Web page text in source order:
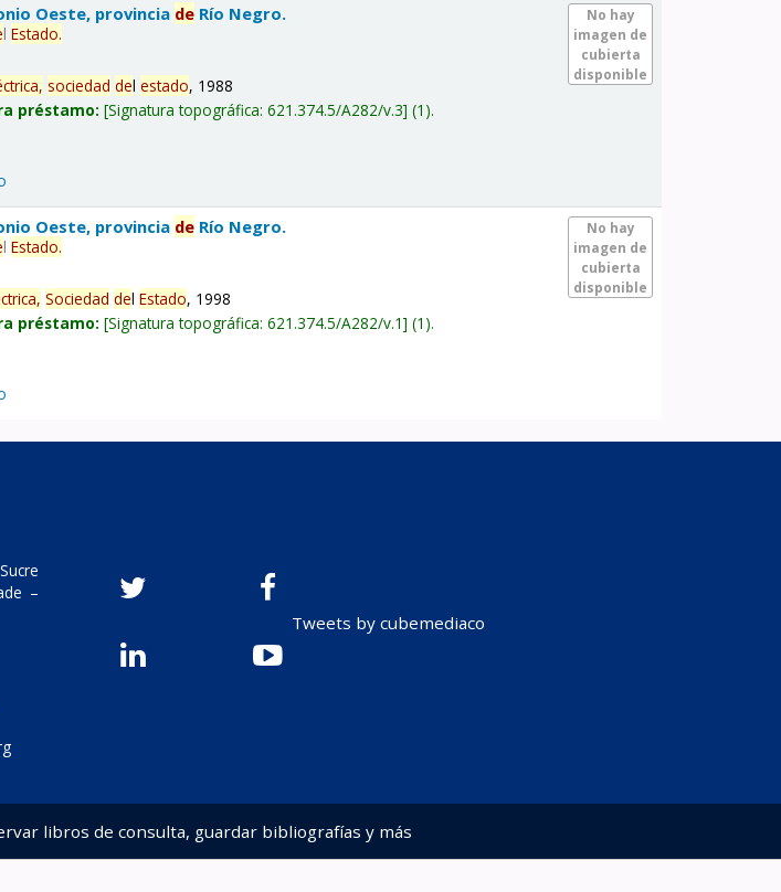
No hay
imagen de
cubierta
disponible
Oeste, provincia de Río Negro.
lEstado.
sociedad delestado, 1988
préstamo: Signatura topográfica:621.374.5/A282/v.3 (1).
No hay
imagen de
cubierta
disponible
Oeste, provincia de Río Negro.
lEstado.
Sociedad delEstado, 1998
préstamo: Signatura topográfica:621.374.5/A282/v.1 (1).
–
Tweets by cubemediaco
libros de consulta, guardar bibliografías y más